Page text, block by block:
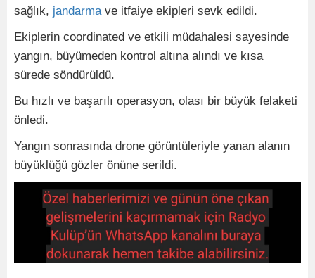
sağlık, jandarmave itfaiye ekipleri sevk edildi.
Ekiplerin coordinated ve etkili müdahalesi sayesinde
yangın, büyümeden kontrol altına alındı ve kısa
sürede söndürüldü.
Bu hızlı ve başarılı operasyon, olası bir büyük felaketi
önledi.
Yangın sonrasında drone görüntüleriyle yanan alanın
büyüklüğü gözler önüne serildi.